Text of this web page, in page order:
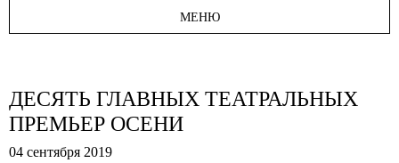
МЕНЮ
ДЕСЯТЬ ГЛАВНЫХ ТЕАТРАЛЬНЫХ
ПРЕМЬЕР ОСЕНИ
04 сентября 2019